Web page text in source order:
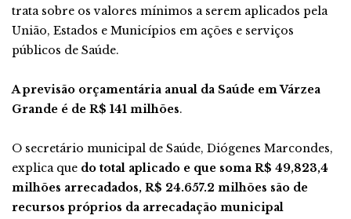
trata sobre os valores mínimos a serem aplicados pela
União, Estados e Municípios em ações e serviços
públicos de Saúde.
A previsão orçamentária anual da Saúde em Várzea
Grande é de R$ 141 milhões.
O secretário municipal de Saúde, Diógenes Marcondes,
explica que do total aplicado e que soma R$ 49,823,4
milhões arrecadados, R$ 24.657.2 milhões são de
recursos próprios da arrecadação municipal